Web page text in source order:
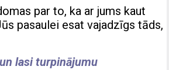
par to, ka ar jums kaut
pasaulei esat vajadzīgs tāds,
lasi turpinājumu